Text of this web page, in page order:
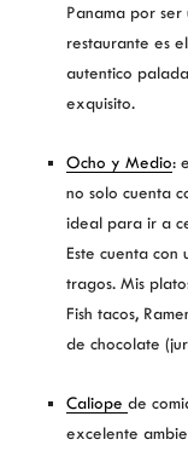
Panama por
restaurante es
autentico
exquisito.
Ocho y Medio:
no solo cuenta
ideal para ir a
Este cuenta
tragos. Mis
Fish tacos,
de chocolate
Caliope de
excelente